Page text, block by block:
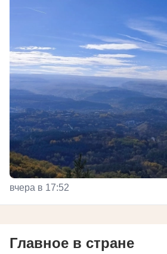
вчера в 17:52
Главное в стране